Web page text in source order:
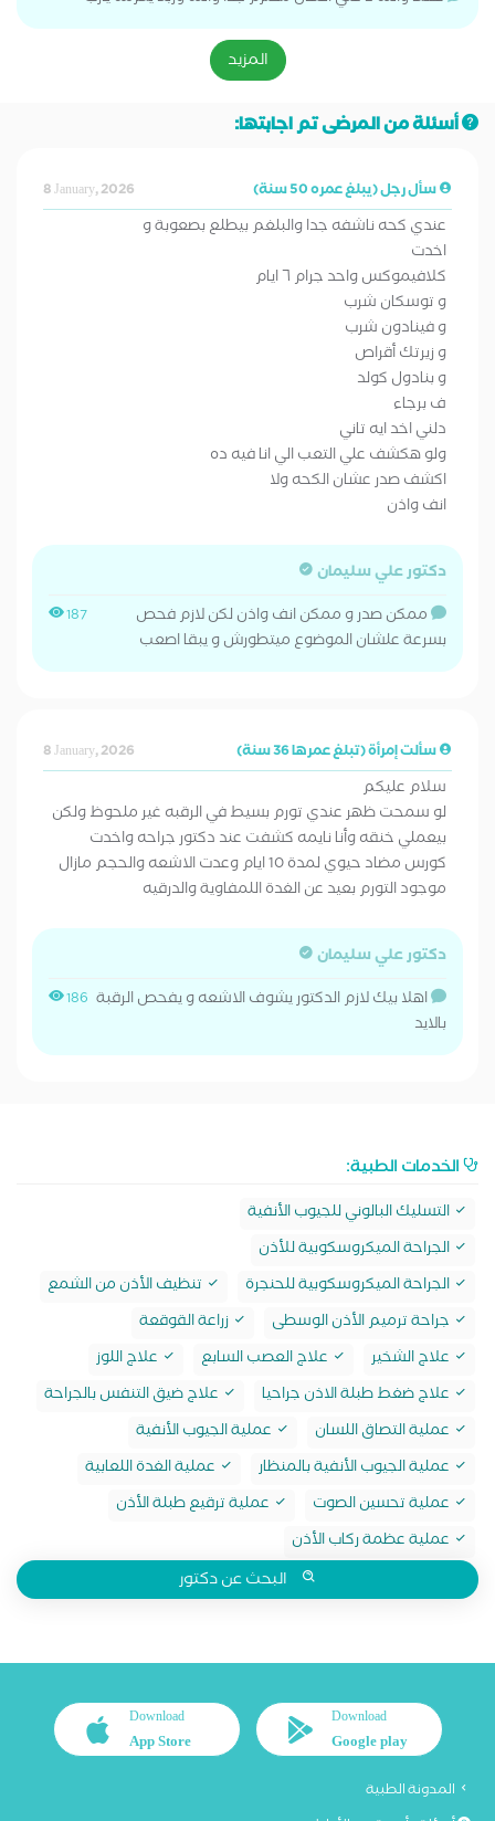
المزيد
أسئلة من المرضى تم اجابتها:
سأل رجل (يبلغ عمره 50 سنة) 8 January, 2026
عندي كحه ناشفه جدا والبلغم بيطلع بصعوبة و
اخدت
كلافيموكس واحد جرام ٦ ايام
و توسكان شرب
و فينادون شرب
و زيرتك أقراص
و بنادول كولد
ف برجاء
دلني اخد ايه تاني
ولو هكشف علي التعب الي انا فيه ده
اكشف صدر عشان الكحه ولا
انف واذن
دكتور علي سليمان
187
ممكن صدر و ممكن انف واذن لكن لازم فحص
بسرعة علشان الموضوع ميتطورش و يبقا اصعب
سألت إمرأة (تبلغ عمرها 36 سنة) 8 January, 2026
سلام عليكم
لو سمحت ظهر عندي تورم بسيط في الرقبه غير ملحوظ ولكن
بيعملي خنقه وأنا نايمه كشفت عند دكتور جراحه واخدت
كورس مضاد حيوي لمدة 10 ايام وعدت الاشعه والحجم مازال
موجود التورم بعيد عن الغدة اللمفاوية والدرقيه
دكتور علي سليمان
186 اهلا بيك لازم الدكتور يشوف الاشعه و يفحص الرقبة
بالايد
الخدمات الطبية:
التسليك البالوني للجيوب الأنفية
الجراحة الميكروسكوبية للأذن
الجراحة الميكروسكوبية للحنجرة
تنظيف الأذن من الشمع
جراحة ترميم الأذن الوسطى
زراعة القوقعة
علاج الشخير
علاج العصب السابع
علاج اللوز
علاج ضغط طبلة الاذن جراحيا
علاج ضيق التنفس بالجراحة
عملية التصاق اللسان
عملية الجيوب الأنفية
عملية الجيوب الأنفية بالمنظار
عملية الغدة اللعابية
عملية تحسين الصوت
عملية ترقيع طبلة الأذن
عملية عظمة ركاب الأذن
البحث عن دكتور
Download
Google play
Download
App Store
المدونة الطبية